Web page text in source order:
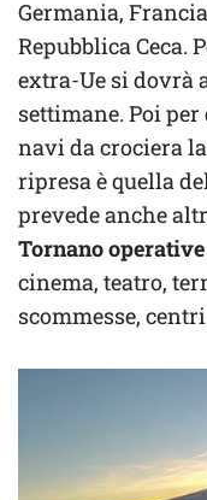
Germania,
Repubblica
extra-Ue si dovrà
settimane. Poi
navi da crociera
ripresa è quella
prevede anche
Tornano
cinema, teatro,
scommesse,